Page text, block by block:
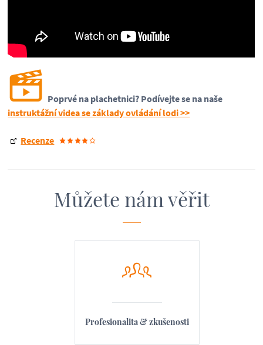
Poprvé na plachetnici? Podívejte se na naše
instruktážní videa se základy ovládání lodi >>
Recenze
Můžete nám věřit
Profesionalita & zkušenosti